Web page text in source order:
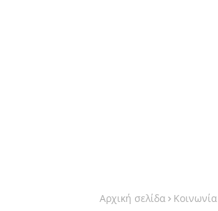
Αρχική σελίδα Κοινωνία